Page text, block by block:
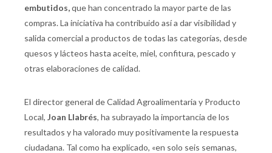
embutidos,que han concentrado la mayor parte de las
compras. La iniciativa ha contribuido así a dar visibilidad y
salida comercial a productos de todas las categorías, desde
quesos y lácteos hasta aceite, miel, confitura, pescado y
otras elaboraciones de calidad.
El director general de Calidad Agroalimentaria y Producto
Local, Joan Llabrés, ha subrayado la importancia de los
resultados y ha valorado muy positivamente la respuesta
ciudadana. Tal como ha explicado, «en solo seis semanas,